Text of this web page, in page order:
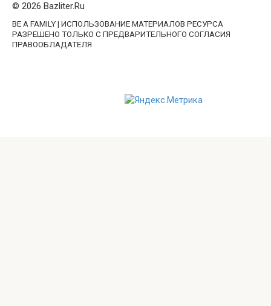
© 2026 Bazliter.Ru
BE A FAMILY | ИСПОЛЬЗОВАНИЕ МАТЕРИАЛОВ РЕСУРСА
РАЗРЕШЕНО ТОЛЬКО С ПРЕДВАРИТЕЛЬНОГО СОГЛАСИЯ
ПРАВООБЛАДАТЕЛЯ